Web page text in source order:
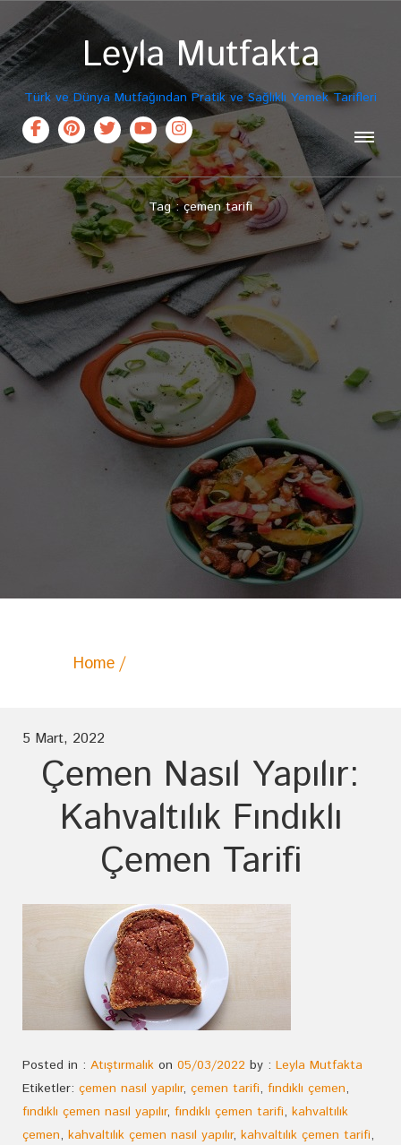
Leyla Mutfakta
Türk ve Dünya Mutfağından Pratik ve Sağlıklı Yemek Tarifleri
Tag : çemen tarifi
Home
5 Mart, 2022
Çemen Nasıl Yapılır:
Kahvaltılık Fındıklı
Çemen Tarifi
Posted in : Atıştırmalık on 05/03/2022 by : Leyla Mutfakta
Etiketler: çemen nasıl yapılır, çemen tarifi, fındıklı çemen,
fındıklı çemen nasıl yapılır, fındıklı çemen tarifi, kahvaltılık
çemen, kahvaltılık çemen nasıl yapılır, kahvaltılık çemen tarifi,